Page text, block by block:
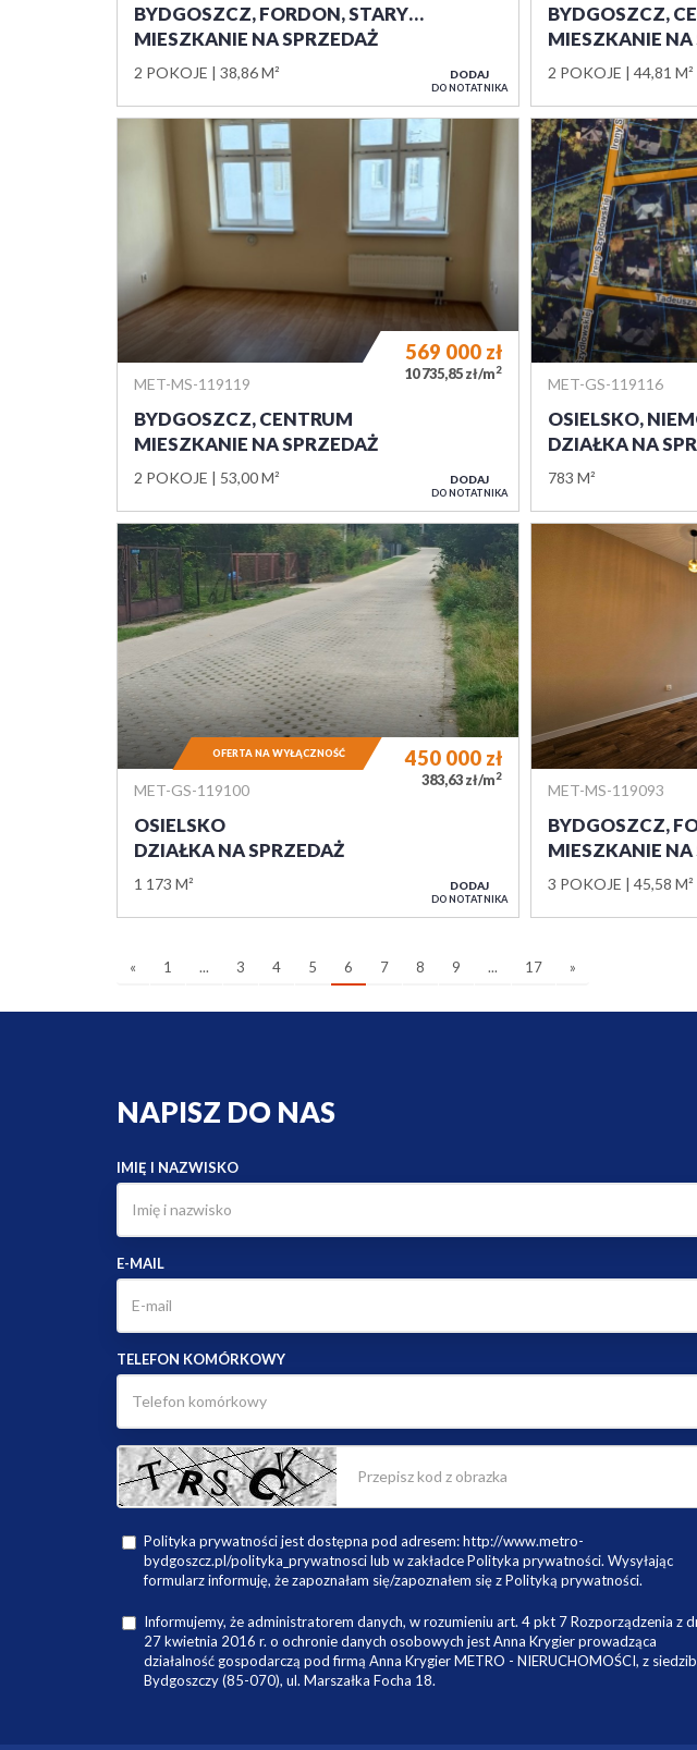
BYDGOSZCZ, FORDON, STARY…
MIESZKANIE NA SPRZEDAŻ
2 POKOJE 38,86 M² DODAJ
DO NOTATNIKA
BYDGOSZCZ,
MIESZKANIE NA
2 POKOJE 44,81 M²
MET-MS-119119
BYDGOSZCZ, CENTRUM
MIESZKANIE NA SPRZEDAŻ
2 POKOJE 53,00 M²
569 000 zł
10 735,85 zł/m2
DODAJ
DO NOTATNIKA
MET-GS-119116
OSIELSKO,
DZIAŁKA NA
783 M²
MET-GS-119100
OSIELSKO
DZIAŁKA NA SPRZEDAŻ
1 173 M²
450 000 zł
383,63 zł/m2
OFERTA NA WYŁĄCZNOŚĆ
DODAJ
DO NOTATNIKA
MET-MS-119093
BYDGOSZCZ,
MIESZKANIE NA
3 POKOJE 45,58 M²
« 1 ... 3 4 5 6 7 8 9 ... 17 »
NAPISZ DO NAS
IMIĘ I NAZWISKO
E-MAIL
TELEFON KOMÓRKOWY
Polityka prywatności jest dostępna pod adresem: http://www.metro-
bydgoszcz.pl/polityka_prywatnosci lub w zakładce Polityka prywatności. Wysyłając
formularz informuję, że zapoznałam się/zapoznałem się z Polityką prywatności.
Informujemy, że administratorem danych, w rozumieniu art. 4 pkt 7 Rozporządzenia z
27 kwietnia 2016 r. o ochronie danych osobowych jest Anna Krygier prowadząca
działalność gospodarczą pod firmą Anna Krygier METRO - NIERUCHOMOŚCI, z
Bydgoszczy (85-070), ul. Marszałka Focha 18.